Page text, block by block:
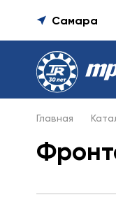
Самара
Главная